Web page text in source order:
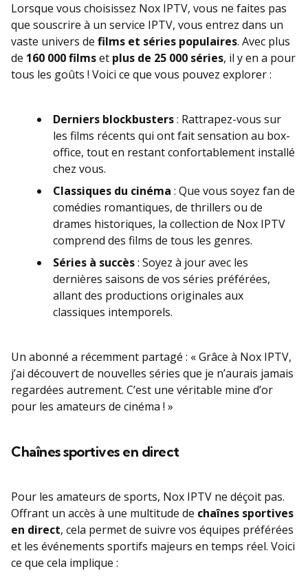
Lorsque vous choisissez Nox IPTV, vous ne faites pas
que souscrire à un service IPTV, vous entrez dans un
vaste univers de films et séries populaires. Avec plus
de 160 000 filmset plus de 25 000 séries, il y en a pour
tous les goûts ! Voici ce que vous pouvez explorer :
Derniers blockbusters: Rattrapez-vous sur
les films récents qui ont fait sensation au box-
office, tout en restant confortablement installé
chez vous.
Classiques du cinéma : Que vous soyez fan de
comédies romantiques, de thrillers ou de
drames historiques, la collection de Nox IPTV
comprend des films de tous les genres.
Séries à succès: Soyez à jour avec les
dernières saisons de vos séries préférées,
allant des productions originales aux
classiques intemporels.
Un abonné a récemment partagé : « Grâce à Nox IPTV,
j’ai découvert de nouvelles séries que je n’aurais jamais
regardées autrement. C’est une véritable mine d’or
pour les amateurs de cinéma ! »
Chaînes sportives en direct
Pour les amateurs de sports, Nox IPTV ne déçoit pas.
Offrant un accès à une multitude de chaînes sportives
en direct, cela permet de suivre vos équipes préférées
et les événements sportifs majeurs en temps réel. Voici
ce que cela implique :